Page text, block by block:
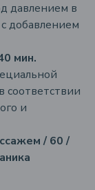
давлением в
добавлением
мин.
соответствии
и
/ 60 /